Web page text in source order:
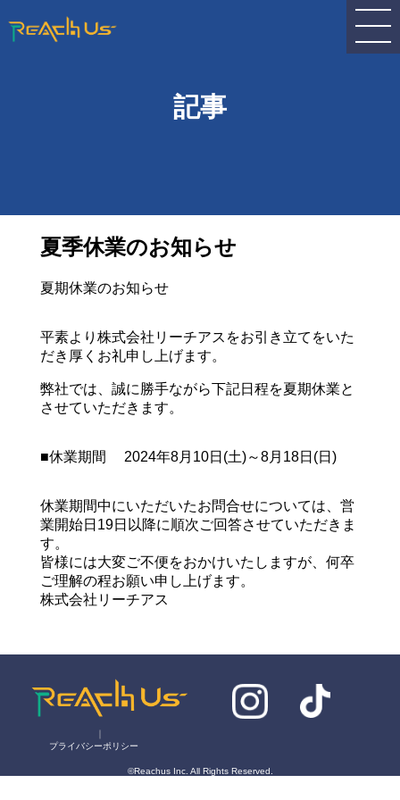
記事
夏季休業のお知らせ
夏期休業のお知らせ
平素より株式会社リーチアスをお引き立てをいた
だき厚くお礼申し上げます。
弊社では、誠に勝手ながら下記日程を夏期休業と
させていただきます。
■休業期間 2024年8月10日(土)～8月18日(日)
休業期間中にいただいたお問合せについては、営
業開始日19日以降に順次ご回答させていただきま
す。
皆様には大変ご不便をおかけいたしますが、何卒
ご理解の程お願い申し上げます。
株式会社リーチアス
｜
プライバシーポリシー
©Reachus Inc. All Rights Reserved.